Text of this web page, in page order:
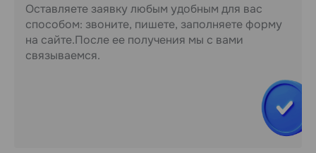
Оставляете заявку любым удобным для вас
способом: звоните, пишете, заполняете форму
на сайте.После ее получения мы с вами
связываемся.